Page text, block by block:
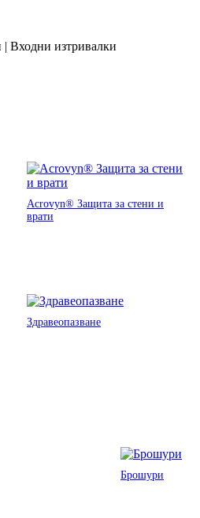
Входни изтривалки
Acrovyn® Защита за стени и
врати
Здравеопазване
Брошури